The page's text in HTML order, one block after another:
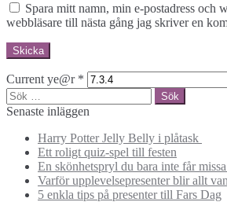
Spara mitt namn, min e-postadress och
webbläsare till nästa gång jag skriver en
Current ye@r *
Sök
efter:
Senaste inläggen
Harry Potter Jelly Belly i plåtask
Ett roligt quiz-spel till festen
En skönhetspryl du bara inte får
Varför upplevelsepresenter blir allt
5 enkla tips på presenter till Fars Dag